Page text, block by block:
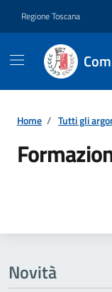
Regione Toscana
Home / Tutti gli
Novità